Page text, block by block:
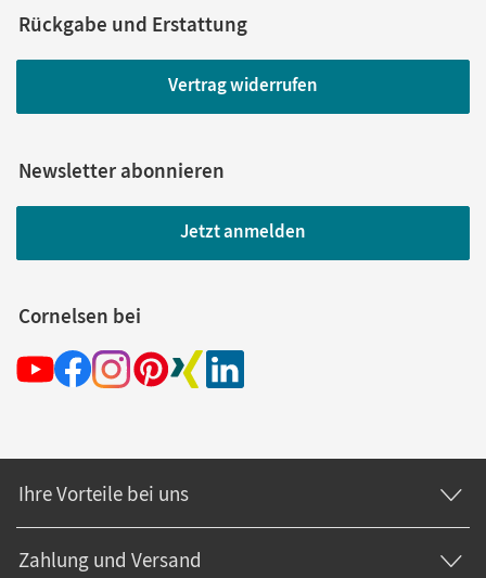
Rückgabe und Erstattung
Vertrag widerrufen
Newsletter abonnieren
Jetzt anmelden
Cornelsen bei
Ihre Vorteile bei uns
Zahlung und Versand